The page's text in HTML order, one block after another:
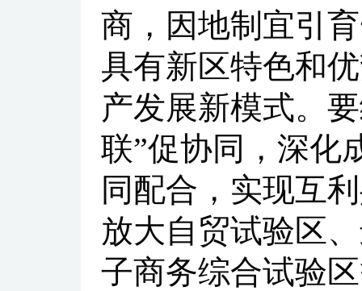
商，因地制宜引
具有新区特色和
产发展新模式。
联”促协同，深化
同配合，实现互
放大自贸试验区
子商务综合试验